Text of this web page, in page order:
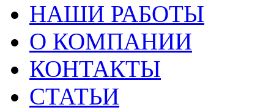
НАШИ РАБОТЫ
О КОМПАНИИ
КОНТАКТЫ
СТАТЬИ